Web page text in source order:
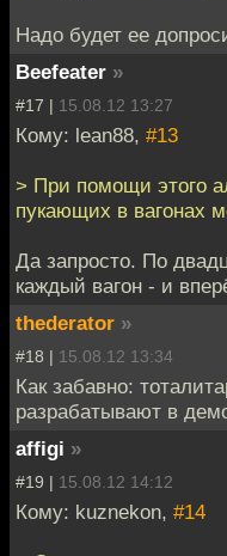
Надо будет ее
Beefeater »
#17 | 15.08.12 13:27
Кому: lean88, #13
> При помощи этого
пукающих в вагонах
Да запросто. По
каждый вагон - и
thederator »
#18 | 15.08.12 13:34
Как забавно:
разрабатывают в
affigi »
#19 | 15.08.12 14:12
Кому: kuznekon, #14